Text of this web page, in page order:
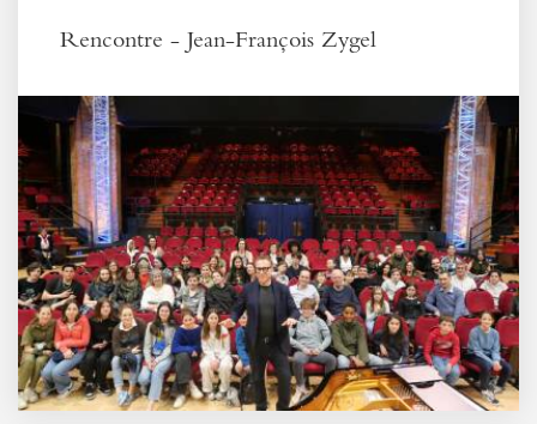
Rencontre - Jean-François Zygel